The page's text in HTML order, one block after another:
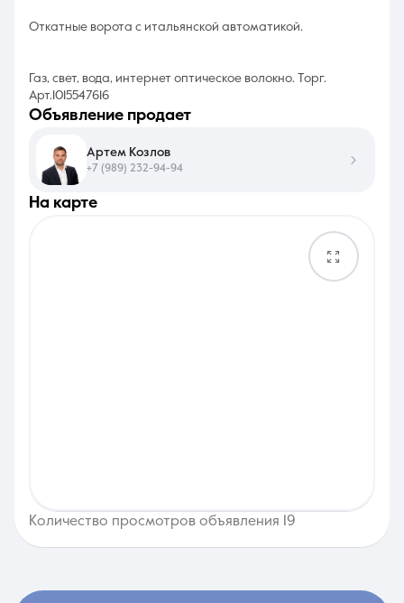
Откатные ворота с итальянской автоматикой.
Газ, свет, вода, интернет оптическое волокно. Торг.
Арт.1015547616
на карте
Количество просмотров объявления 19
объявление продает
Артем Козлов
+7 (989) 232-94-94